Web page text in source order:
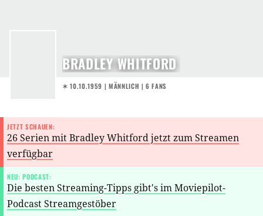
BRADLEY WHITFORD
✶ 10.10.1959 | MÄNNLICH | 6 FANS
JETZT SCHAUEN:
26 Serien mit Bradley Whitford jetzt zum Streamen
verfügbar
NEU: PODCAST:
Die besten Streaming-Tipps gibt's im Moviepilot-
Podcast Streamgestöber